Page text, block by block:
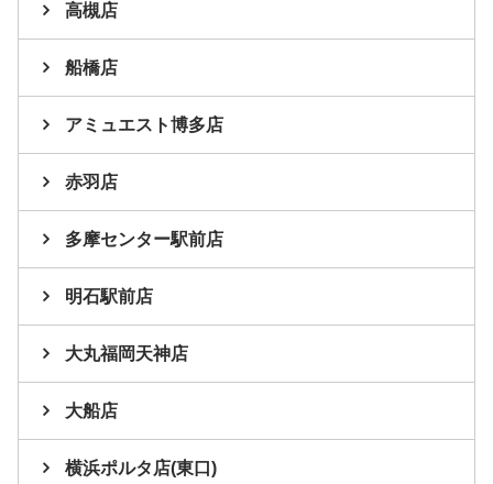
高槻店
船橋店
アミュエスト博多店
赤羽店
多摩センター駅前店
明石駅前店
大丸福岡天神店
大船店
横浜ポルタ店(東口)